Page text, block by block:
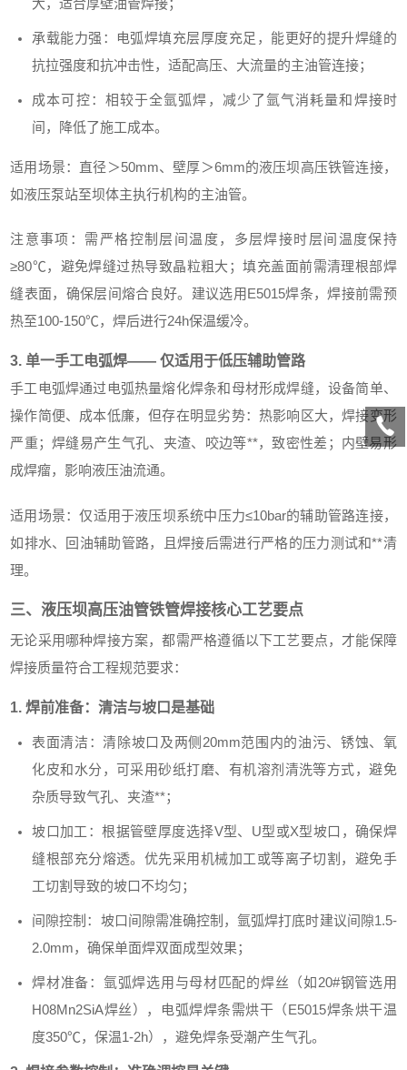
承载能力强：电弧焊填充层厚度充足，能更好的提升焊缝的
抗拉强度和抗冲击性，适配高压、大流量的主油管连接；
成本可控：相较于全氩弧焊，减少了氩气消耗量和焊接时
间，降低了施工成本。
适用场景：直径＞50mm、壁厚＞6mm的液压坝高压铁管连接，
如液压泵站至坝体主执行机构的主油管。
注意事项：需严格控制层间温度，多层焊接时层间温度保持
≥80℃，避免焊缝过热导致晶粒粗大；填充盖面前需清理根部焊
缝表面，确保层间熔合良好。建议选用E5015焊条，焊接前需预
热至100-150℃，焊后进行24h保温缓冷。
3. 单一手工电弧焊—— 仅适用于低压辅助管路
手工电弧焊通过电弧热量熔化焊条和母材形成焊缝，设备简单、
操作简便、成本低廉，但存在明显劣势：热影响区大，焊接变形
严重；焊缝易产生气孔、夹渣、咬边等**，致密性差；内壁易形
成焊瘤，影响液压油流通。
适用场景：仅适用于液压坝系统中压力≤10bar的辅助管路连接，
如排水、回油辅助管路，且焊接后需进行严格的压力测试和**清
理。
三、液压坝高压油管铁管焊接核心工艺要点
无论采用哪种焊接方案，都需严格遵循以下工艺要点，才能保障
焊接质量符合工程规范要求：
1. 焊前准备：清洁与坡口是基础
表面清洁：清除坡口及两侧20mm范围内的油污、锈蚀、氧
化皮和水分，可采用砂纸打磨、有机溶剂清洗等方式，避免
杂质导致气孔、夹渣**；
坡口加工：根据管壁厚度选择V型、U型或X型坡口，确保焊
缝根部充分熔透。优先采用机械加工或等离子切割，避免手
工切割导致的坡口不均匀；
间隙控制：坡口间隙需准确控制，氩弧焊打底时建议间隙1.5-
2.0mm，确保单面焊双面成型效果；
焊材准备：氩弧焊选用与母材匹配的焊丝（如20#钢管选用
H08Mn2SiA焊丝），电弧焊焊条需烘干（E5015焊条烘干温
度350℃，保温1-2h），避免焊条受潮产生气孔。